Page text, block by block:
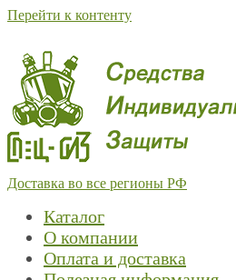
Перейти к контенту
Доставка во все регионы РФ
Каталог
О компании
Оплата и доставка